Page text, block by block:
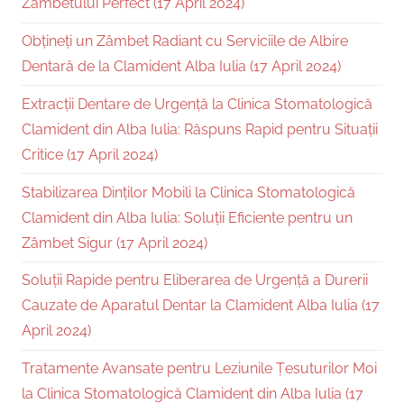
Obțineți un Zâmbet Radiant cu Serviciile de Albire
Dentară de la Clamident Alba Iulia (17 April 2024)
Extracții Dentare de Urgență la Clinica Stomatologică
Clamident din Alba Iulia: Răspuns Rapid pentru Situații
Critice (17 April 2024)
Stabilizarea Dinților Mobili la Clinica Stomatologică
Clamident din Alba Iulia: Soluții Eficiente pentru un
Zâmbet Sigur (17 April 2024)
Soluții Rapide pentru Eliberarea de Urgență a Durerii
Cauzate de Aparatul Dentar la Clamident Alba Iulia (17
April 2024)
Tratamente Avansate pentru Leziunile Țesuturilor Moi
la Clinica Stomatologică Clamident din Alba Iulia (17